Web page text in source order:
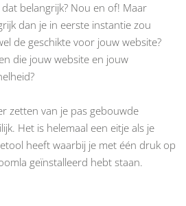
belangrijk? Nou en of! Maar
dan je in eerste instantie zou
de geschikte voor jouw website?
die jouw website en jouw
zetten van je pas gebouwde
Het is helemaal een eitje als je
heeft waarbij je met één druk op
geïnstalleerd hebt staan.